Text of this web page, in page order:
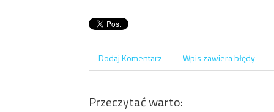
Dodaj Komentarz Wpis zawiera błędy
Przeczytać warto: